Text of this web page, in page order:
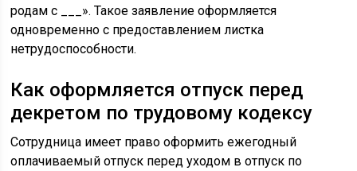
родам с ___». Такое заявление оформляется
одновременно с предоставлением листка
нетрудоспособности.
Как оформляется отпуск перед
декретом по трудовому кодексу
Сотрудница имеет право оформить ежегодный
оплачиваемый отпуск перед уходом в отпуск по